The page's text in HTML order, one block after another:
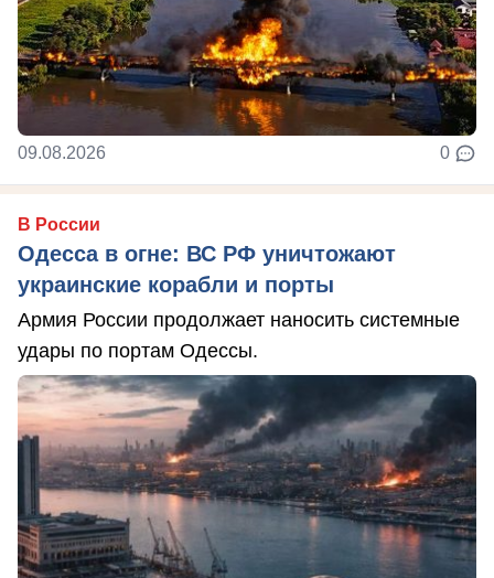
09.08.2026 0
В России
Одесса в огне: ВС РФ уничтожают
украинские корабли и порты
Армия России продолжает наносить системные
удары по портам Одессы.